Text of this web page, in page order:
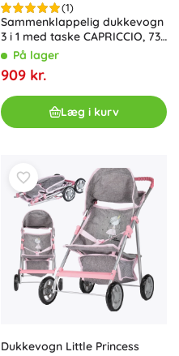
(1)
Sammenklappelig dukkevogn
3 i 1 med taske CAPRICCIO, 73
cmPå lager
909 kr.
Læg i kurv
Dukkevogn Little Princess